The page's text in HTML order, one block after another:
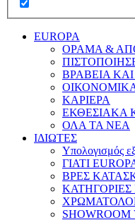
EUROPA
ΟΡΑΜΑ &
ΒΡΑΒΕΙΑ ΚΑΙ
ΚΑΡΙΕΡΑ
ΕΚΘΕΣΙΑΚΑ
ΟΛΑ ΤΑ ΝΕΑ
ΙΔΙΩΤΕΣ
Υπολογισμός
ΓΙΑΤΙ
ΒΡΕΣ
SHOWROOM